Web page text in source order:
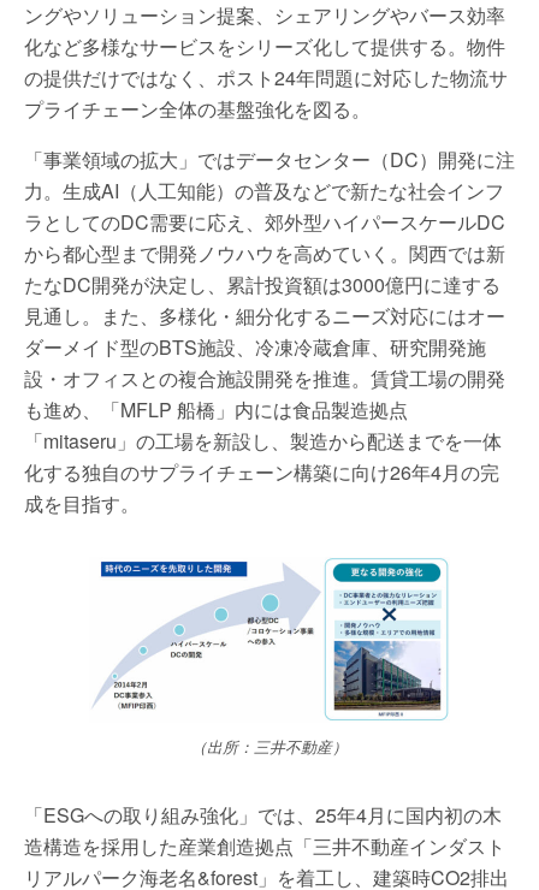
ングやソリューション提案、シェアリングやバース効率
化など多様なサービスをシリーズ化して提供する。物件
の提供だけではなく、ポスト24年問題に対応した物流サ
プライチェーン全体の基盤強化を図る。
「事業領域の拡大」ではデータセンター（DC）開発に注
力。生成AI（人工知能）の普及などで新たな社会インフ
ラとしてのDC需要に応え、郊外型ハイパースケールDC
から都心型まで開発ノウハウを高めていく。関西では新
たなDC開発が決定し、累計投資額は3000億円に達する
見通し。また、多様化・細分化するニーズ対応にはオー
ダーメイド型のBTS施設、冷凍冷蔵倉庫、研究開発施
設・オフィスとの複合施設開発を推進。賃貸工場の開発
も進め、「MFLP 船橋」内には食品製造拠点
「mitaseru」の工場を新設し、製造から配送までを一体
化する独自のサプライチェーン構築に向け26年4月の完
成を目指す。
（出所：三井不動産）
「ESGへの取り組み強化」では、25年4月に国内初の木
造構造を採用した産業創造拠点「三井不動産インダスト
リアルパーク海老名&forest」を着工し、建築時CO2排出